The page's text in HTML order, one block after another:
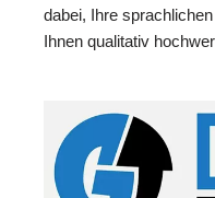
dabei, Ihre
Ihnen qualitativ